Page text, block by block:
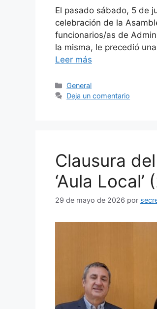
El pasado sábado, 5 de
celebración de la
funcionarios/as de
la misma, le precedió
Leer más
General
Deja un comentario
Clausura
‘Aula Local’
29 de mayo de 2026 por